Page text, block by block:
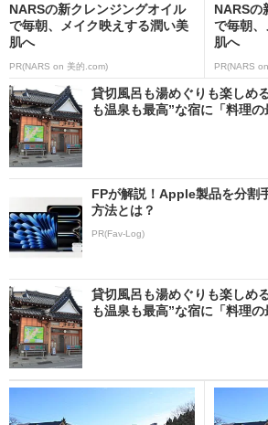
NARSの新クレンジングオイル
で毎朝、メイク映えする潤い美
肌へ
PR(NARS on 美的.com)
NARSの
で毎朝
肌へ
PR(NARS
貸切風呂も湯めぐりも楽しめ
も温泉も最高”な宿に「料理の
FPが解説！Apple製品を分割
方法とは？
PR(Fav-Log)
貸切風呂も湯めぐりも楽しめ
も温泉も最高”な宿に「料理の